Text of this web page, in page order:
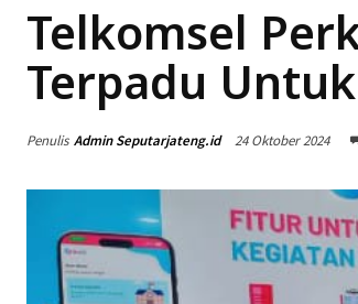
Telkomsel
Terpadu
Penulis Admin Seputarjateng.id 24 Oktober 2024